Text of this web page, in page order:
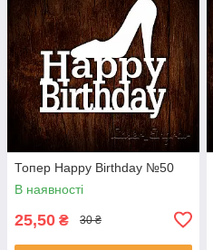
Топер Happy Birthday №50
В наявності
25,50 ₴ 30 ₴